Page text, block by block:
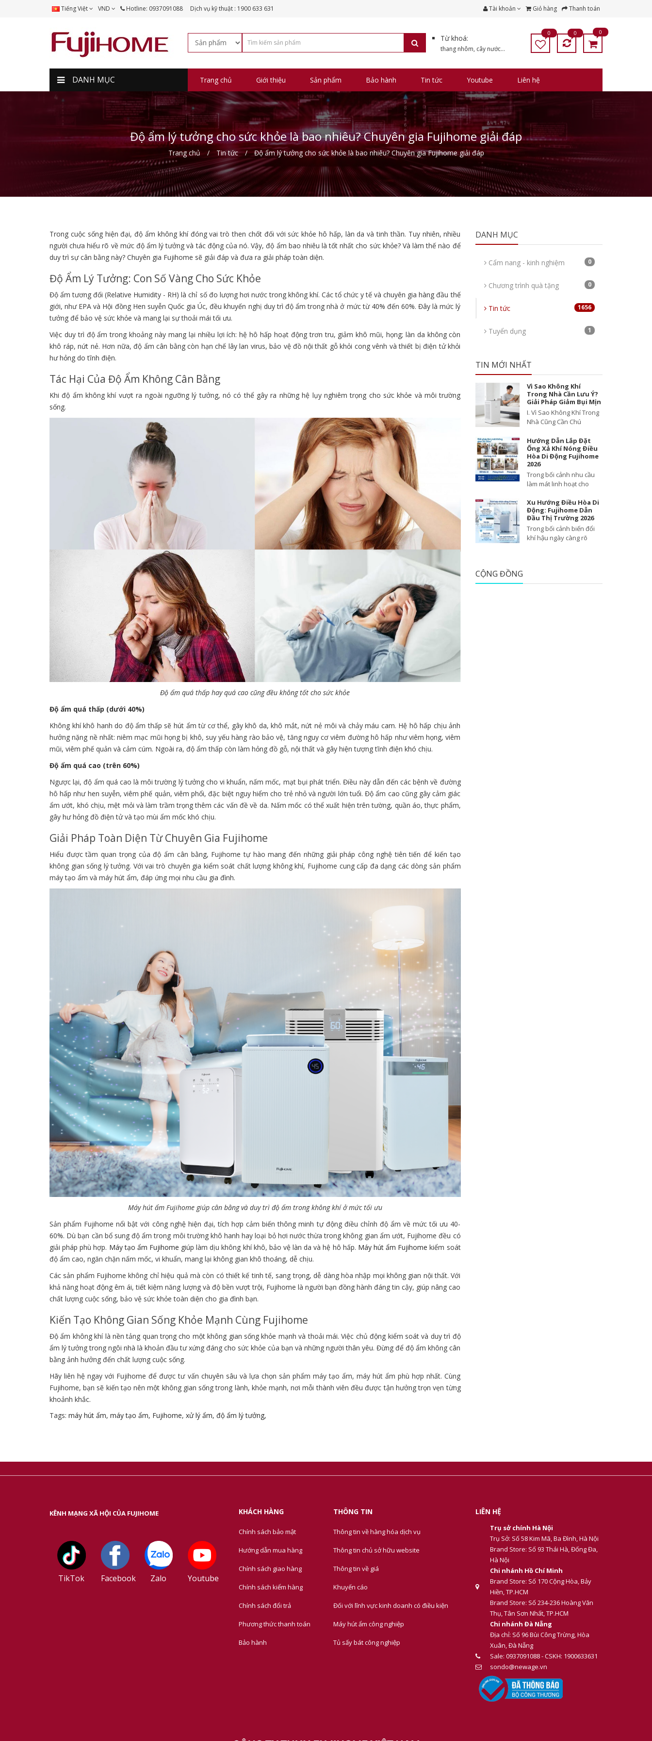
Tiếng Việt VND Hotline: 0937091088 Dịch vụ kỹ thuật : 1900 633 631 Tài khoản Giỏ hàng Thanh toán
Từ khoá:
thang nhôm, cây nước...
0 0 0
DANH MỤC Trang chủ Giới thiệu Sản phẩm Bảo hành Tin tức Youtube Liên hệ
Độ ẩm lý tưởng cho sức khỏe là bao nhiêu? Chuyên gia Fujihome giải đáp
Trang chủ Tin tức Độ ẩm lý tưởng cho sức khỏe là bao nhiêu? Chuyên gia Fujihome giải đáp
Trong cuộc sống hiện đại, độ ẩm không khí đóng vai trò then chốt đối với sức khỏe hô hấp, làn da và tinh thần. Tuy nhiên, nhiều
người chưa hiểu rõ về mức độ ẩm lý tưởng và tác động của nó. Vậy, độ ẩm bao nhiêu là tốt nhất cho sức khỏe? Và làm thế nào để
duy trì sự cân bằng này? Chuyên gia Fujihome sẽ giải đáp và đưa ra giải pháp toàn diện.
Độ Ẩm Lý Tưởng: Con Số Vàng Cho Sức Khỏe
Độ ẩm tương đối (Relative Humidity - RH) là chỉ số đo lượng hơi nước trong không khí. Các tổ chức y tế và chuyên gia hàng đầu thế
giới, như EPA và Hội đồng Hen suyễn Quốc gia Úc, đều khuyến nghị duy trì độ ẩm trong nhà ở mức từ 40% đến 60%. Đây là mức lý
tưởng để bảo vệ sức khỏe và mang lại sự thoải mái tối ưu.
Việc duy trì độ ẩm trong khoảng này mang lại nhiều lợi ích: hệ hô hấp hoạt động trơn tru, giảm khô mũi, họng; làn da không còn
khô ráp, nứt nẻ. Hơn nữa, độ ẩm cân bằng còn hạn chế lây lan virus, bảo vệ đồ nội thất gỗ khỏi cong vênh và thiết bị điện tử khỏi
hư hỏng do tĩnh điện.
Tác Hại Của Độ Ẩm Không Cân Bằng
Khi độ ẩm không khí vượt ra ngoài ngưỡng lý tưởng, nó có thể gây ra những hệ lụy nghiêm trọng cho sức khỏe và môi trường
sống.
Độ ẩm quá thấp hay quá cao cũng đều không tốt cho sức khỏe
Độ ẩm quá thấp (dưới 40%)
Không khí khô hanh do độ ẩm thấp sẽ hút ẩm từ cơ thể, gây khô da, khô mắt, nứt nẻ môi và chảy máu cam. Hệ hô hấp chịu ảnh
hưởng nặng nề nhất: niêm mạc mũi họng bị khô, suy yếu hàng rào bảo vệ, tăng nguy cơ viêm đường hô hấp như viêm họng, viêm
mũi, viêm phế quản và cảm cúm. Ngoài ra, độ ẩm thấp còn làm hỏng đồ gỗ, nội thất và gây hiện tượng tĩnh điện khó chịu.
Độ ẩm quá cao (trên 60%)
Ngược lại, độ ẩm quá cao là môi trường lý tưởng cho vi khuẩn, nấm mốc, mạt bụi phát triển. Điều này dẫn đến các bệnh về đường
hô hấp như hen suyễn, viêm phế quản, viêm phổi, đặc biệt nguy hiểm cho trẻ nhỏ và người lớn tuổi. Độ ẩm cao cũng gây cảm giác
ẩm ướt, khó chịu, mệt mỏi và làm trầm trọng thêm các vấn đề về da. Nấm mốc có thể xuất hiện trên tường, quần áo, thực phẩm,
gây hư hỏng đồ điện tử và tạo mùi ẩm mốc khó chịu.
Giải Pháp Toàn Diện Từ Chuyên Gia Fujihome
Hiểu được tầm quan trọng của độ ẩm cân bằng, Fujihome tự hào mang đến những giải pháp công nghệ tiên tiến để kiến tạo
không gian sống lý tưởng. Với vai trò chuyên gia kiểm soát chất lượng không khí, Fujihome cung cấp đa dạng các dòng sản phẩm
máy tạo ẩm và máy hút ẩm, đáp ứng mọi nhu cầu gia đình.
Máy hút ẩm Fujihome giúp cân bằng và duy trì độ ẩm trong không khí ở mức tối ưu
Sản phẩm Fujihome nổi bật với công nghệ hiện đại, tích hợp cảm biến thông minh tự động điều chỉnh độ ẩm về mức tối ưu 40-
60%. Dù bạn cần bổ sung độ ẩm trong môi trường khô hanh hay loại bỏ hơi nước thừa trong không gian ẩm ướt, Fujihome đều có
giải pháp phù hợp. Máy tạo ẩm Fujihome giúp làm dịu không khí khô, bảo vệ làn da và hệ hô hấp. Máy hút ẩm Fujihome kiểm soát
độ ẩm cao, ngăn chặn nấm mốc, vi khuẩn, mang lại không gian khô thoáng, dễ chịu.
Các sản phẩm Fujihome không chỉ hiệu quả mà còn có thiết kế tinh tế, sang trọng, dễ dàng hòa nhập mọi không gian nội thất. Với
khả năng hoạt động êm ái, tiết kiệm năng lượng và độ bền vượt trội, Fujihome là người bạn đồng hành đáng tin cậy, giúp nâng cao
chất lượng cuộc sống, bảo vệ sức khỏe toàn diện cho gia đình bạn.
Kiến Tạo Không Gian Sống Khỏe Mạnh Cùng Fujihome
Độ ẩm không khí là nền tảng quan trọng cho một không gian sống khỏe mạnh và thoải mái. Việc chủ động kiểm soát và duy trì độ
ẩm lý tưởng trong ngôi nhà là khoản đầu tư xứng đáng cho sức khỏe của bạn và những người thân yêu. Đừng để độ ẩm không cân
bằng ảnh hưởng đến chất lượng cuộc sống.
Hãy liên hệ ngay với Fujihome để được tư vấn chuyên sâu và lựa chọn sản phẩm máy tạo ẩm, máy hút ẩm phù hợp nhất. Cùng
Fujihome, bạn sẽ kiến tạo nên một không gian sống trong lành, khỏe mạnh, nơi mỗi thành viên đều được tận hưởng trọn vẹn từng
khoảnh khắc.
Tags: máy hút ẩm, máy tạo ẩm, Fujihome, xử lý ẩm, độ ẩm lý tưởng,
DANH MỤC
Cẩm nang - kinh nghiệm 0
Chương trình quà tặng 0
Tin tức 1656
Tuyển dụng 1
TIN MỚI NHẤT
Vì Sao Không Khí
Trong Nhà Cần Lưu Ý?
Giải Pháp Giảm Bụi Mịn
I. Vì Sao Không Khí Trong
Nhà Cũng Cần Chú
Hướng Dẫn Lắp Đặt
Ống Xả Khí Nóng Điều
Hòa Di Động Fujihome
2026
Trong bối cảnh nhu cầu
làm mát linh hoạt cho
Xu Hướng Điều Hòa Di
Động: Fujihome Dẫn
Đầu Thị Trường 2026
Trong bối cảnh biến đổi
khí hậu ngày càng rõ
CỘNG ĐỒNG
KÊNH MẠNG XÃ HỘI CỦA FUJIHOME
TikTok Facebook Zalo Youtube
KHÁCH HÀNG
Chính sách bảo mật
Hướng dẫn mua hàng
Chính sách giao hàng
Chính sách kiểm hàng
Chính sách đổi trả
Phương thức thanh toán
Bảo hành
THÔNG TIN
Thông tin về hàng hóa dịch vụ
Thông tin chủ sở hữu website
Thông tin về giá
Khuyến cáo
Đối với lĩnh vực kinh doanh có điều kiện
Máy hút ẩm công nghiệp
Tủ sấy bát công nghiệp
LIÊN HỆ
Trụ sở chính Hà Nội
Trụ Sở: Số 58 Kim Mã, Ba Đình, Hà Nội
Brand Store: Số 93 Thái Hà, Đống Đa,
Hà Nội
Chi nhánh Hồ Chí Minh
Brand Store: Số 170 Cộng Hòa, Bảy
Hiền, TP.HCM
Brand Store: Số 234-236 Hoàng Văn
Thụ, Tân Sơn Nhất, TP.HCM
Chi nhánh Đà Nẵng
Địa chỉ: Số 96 Bùi Công Trừng, Hòa
Xuân, Đà Nẵng
Sale: 0937091088 - CSKH: 1900633631
sondo@newage.vn